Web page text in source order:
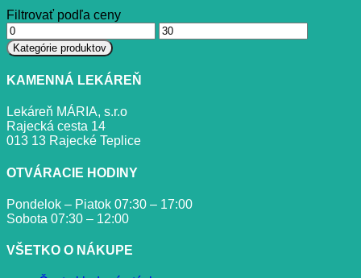
Filtrovať podľa ceny
Minimálna
cena
Maximálna
cena
Kategórie produktov
KAMENNÁ LEKÁREŇ
Lekáreň MÁRIA, s.r.o
Rajecká cesta 14
013 13 Rajecké Teplice
OTVÁRACIE HODINY
Pondelok – Piatok 07:30 – 17:00
Sobota 07:30 – 12:00
VŠETKO O NÁKUPE